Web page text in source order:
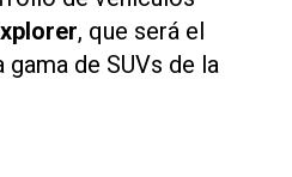
, que será el
de SUVs de la